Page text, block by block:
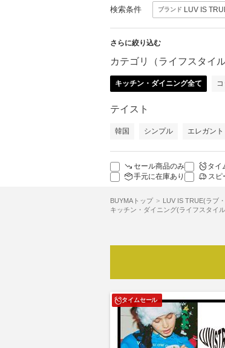
検索条件 ブランド LUV IS
さらに絞り込む
カテゴリ（ライフスタイル
キッチン・ダイニング全て
テイスト
韓国 シンプル エレガント
セール商品のみ タイ
手元に在庫あり
スピ
BUYMAトップ LUV IS TRUE(ラブ
キッチン・ダイニング(ライフスタイ
タイムセール